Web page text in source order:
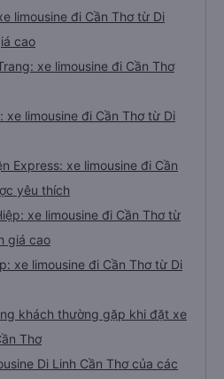
limousine đi Cần Thơ từ Di
cao
xe limousine đi Cần Thơ
xe limousine đi Cần Thơ từ Di
Express: xe limousine đi Cần
yêu thích
xe limousine đi Cần Thơ từ
giá cao
xe limousine đi Cần Thơ từ Di
khách thường gặp khi đặt xe
Thơ
Di Linh Cần Thơ của các